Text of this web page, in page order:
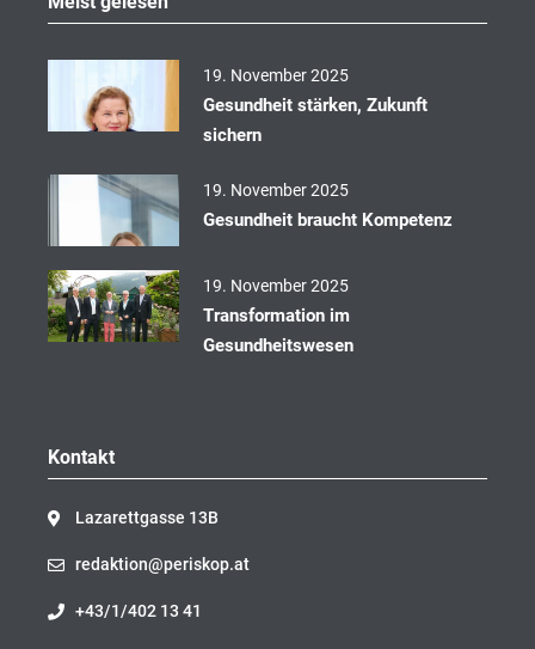
o
19. November 2025
Gesundheit stärken, Zukunft
sichern
19. November 2025
Gesundheit braucht Kompetenz
19. November 2025
Transformation im
Gesundheitswesen
Kontakt
Lazarettgasse 13B
redaktion@periskop.at
+43/1/402 13 41